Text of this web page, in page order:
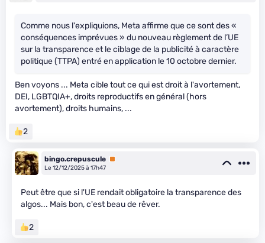
Comme nous l'expliquions, Meta affirme que ce sont des «
conséquences imprévues » du nouveau règlement de l’UE
sur la transparence et le ciblage de la publicité à caractère
politique (TTPA) entré en application le 10 octobre dernier.
Ben voyons ... Meta cible tout ce qui est droit à l'avortement,
DEI, LGBTQIA+, droits reproductifs en général (hors
avortement), droits humains, ...
2
bingo.crepuscule Premium
Le 12/12/2025 à 17h47
Peut être que si l'UE rendait obligatoire la transparence des
algos... Mais bon, c'est beau de rêver.
2